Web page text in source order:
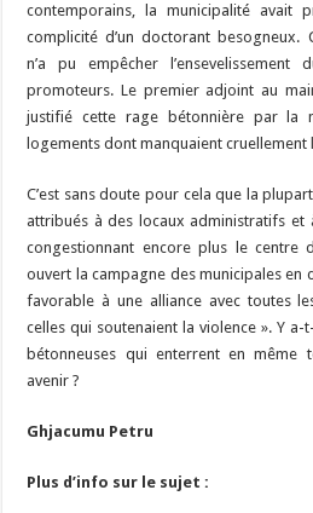
contemporains, la municipalité avait
complicité d’un doctorant besogneux.
n’a pu empêcher
promoteurs. Le premier adjoint au
justifié cette rage bétonnière par la
logements dont manquaient cruellement
C’est sans doute pour cela que la
attribués à des locaux administratifs et
congestionnant encore plus le centre
ouvert la campagne des municipales en
favorable à une alliance avec toutes
celles qui soutenaient la violence ». Y
bétonneuses qui enterrent en même
avenir ?
Ghjacumu Petru
Plus d’info sur le sujet :